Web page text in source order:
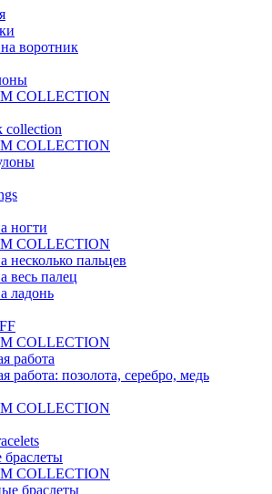
воротник
COLLECTION
collection
COLLECTION
ногти
COLLECTION
несколько пальцев
весь палец
ладонь
COLLECTION
работа
работа: позолота, серебро, медь
COLLECTION
COLLECTION
браслеты